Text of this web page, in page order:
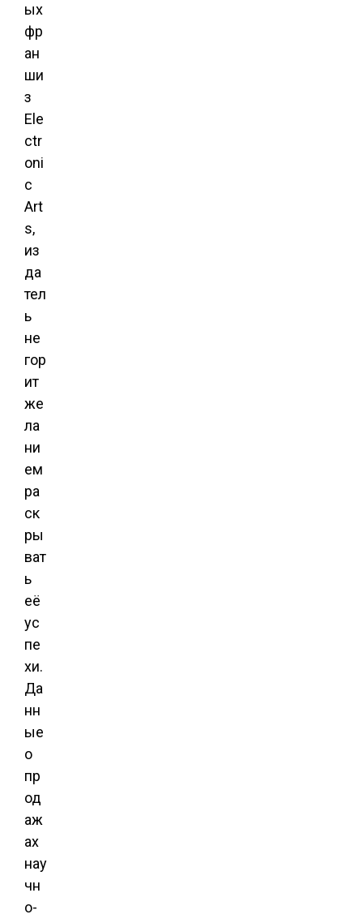
ых
фр
ан
ши
з
Ele
ctr
oni
c
Art
s,
из
да
тел
ь
не
гор
ит
же
ла
ни
ем
ра
ск
ры
ват
ь
её
ус
пе
хи.
Да
нн
ые
о
пр
од
аж
ах
нау
чн
о-